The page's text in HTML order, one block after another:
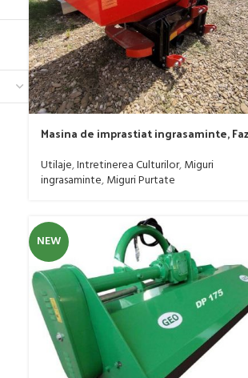
Masina de imprastiat ingrasaminte,
Ploiesti, matricola 2020
Utilaje,Intretinerea Culturilor,Miguri
ingrasaminte,Miguri Purtate
NEW